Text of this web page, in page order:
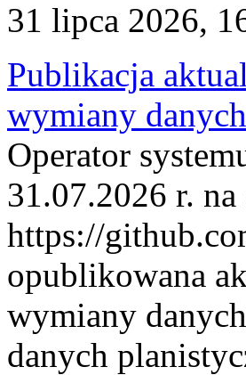
31 lipca 2026,
Publikacja
wymiany
Operator
31.07.2026 r.
https://
opublikowana
wymiany
danych